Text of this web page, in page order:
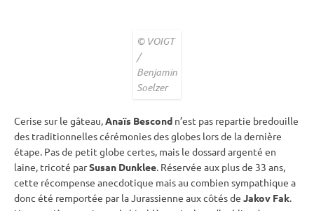
© VOIGT
/
Benjamin
Soelzer
Cerise sur le gâteau,Anaïs Bescond n’est pas repartie bredouille
des traditionnelles cérémonies des globes lors de la dernière
étape. Pas de petit globe certes, mais le dossard argenté en
laine, tricoté parSusan Dunklee. Réservée aux plus de 33 ans,
cette récompense anecdotique mais au combien sympathique a
donc été remportée par la Jurassienne aux côtés de Jakov Fak.